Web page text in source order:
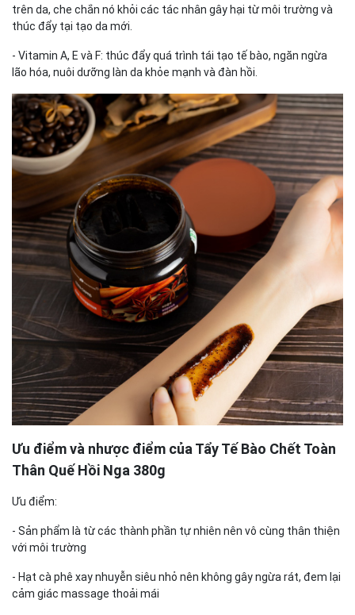
trên da, che chắn nó khỏi các tác nhân gây hại từ môi trường và
thúc đẩy tại tạo da mới.
- Vitamin A, E và F: thúc đẩy quá trình tái tạo tế bào, ngăn ngừa
lão hóa, nuôi dưỡng làn da khỏe mạnh và đàn hồi.
Ưu điểm và nhược điểm của Tẩy Tế Bào Chết Toàn
Thân Quế Hồi Nga 380g
Ưu điểm:
- Sản phẩm là từ các thành phần tự nhiên nên vô cùng thân thiện
với môi trường
- Hạt cà phê xay nhuyễn siêu nhỏ nên không gây ngừa rát, đem lại
cảm giác massage thoải mái